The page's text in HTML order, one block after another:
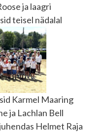
ja laagri
teisel nädalal
Karmel Maaring
ja Lachlan Bell
Helmet Raja